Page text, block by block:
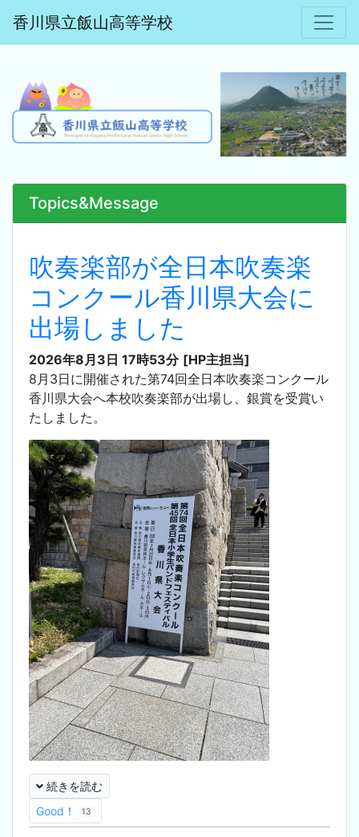
香川県立飯山高等学校
Topics&Message
吹奏楽部が全日本吹奏楽
コンクール香川県大会に
出場しました
2026年8月3日 17時53分 [HP主担当]
8月3日に開催された第74回全日本吹奏楽コンクール
香川県大会へ本校吹奏楽部が出場し、銀賞を受賞い
たしました。
続きを読む
Good！
13